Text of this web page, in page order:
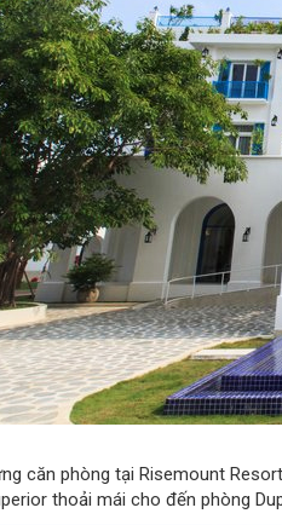
căn phòng tại Risemount
thoải mái cho đến phòng